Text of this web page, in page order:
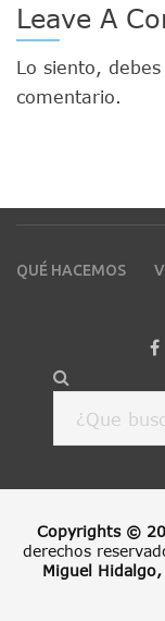
Leave A
Lo siento,
comentario.
QUÉ HACEMOS
Copyrights ©
derechos
Miguel